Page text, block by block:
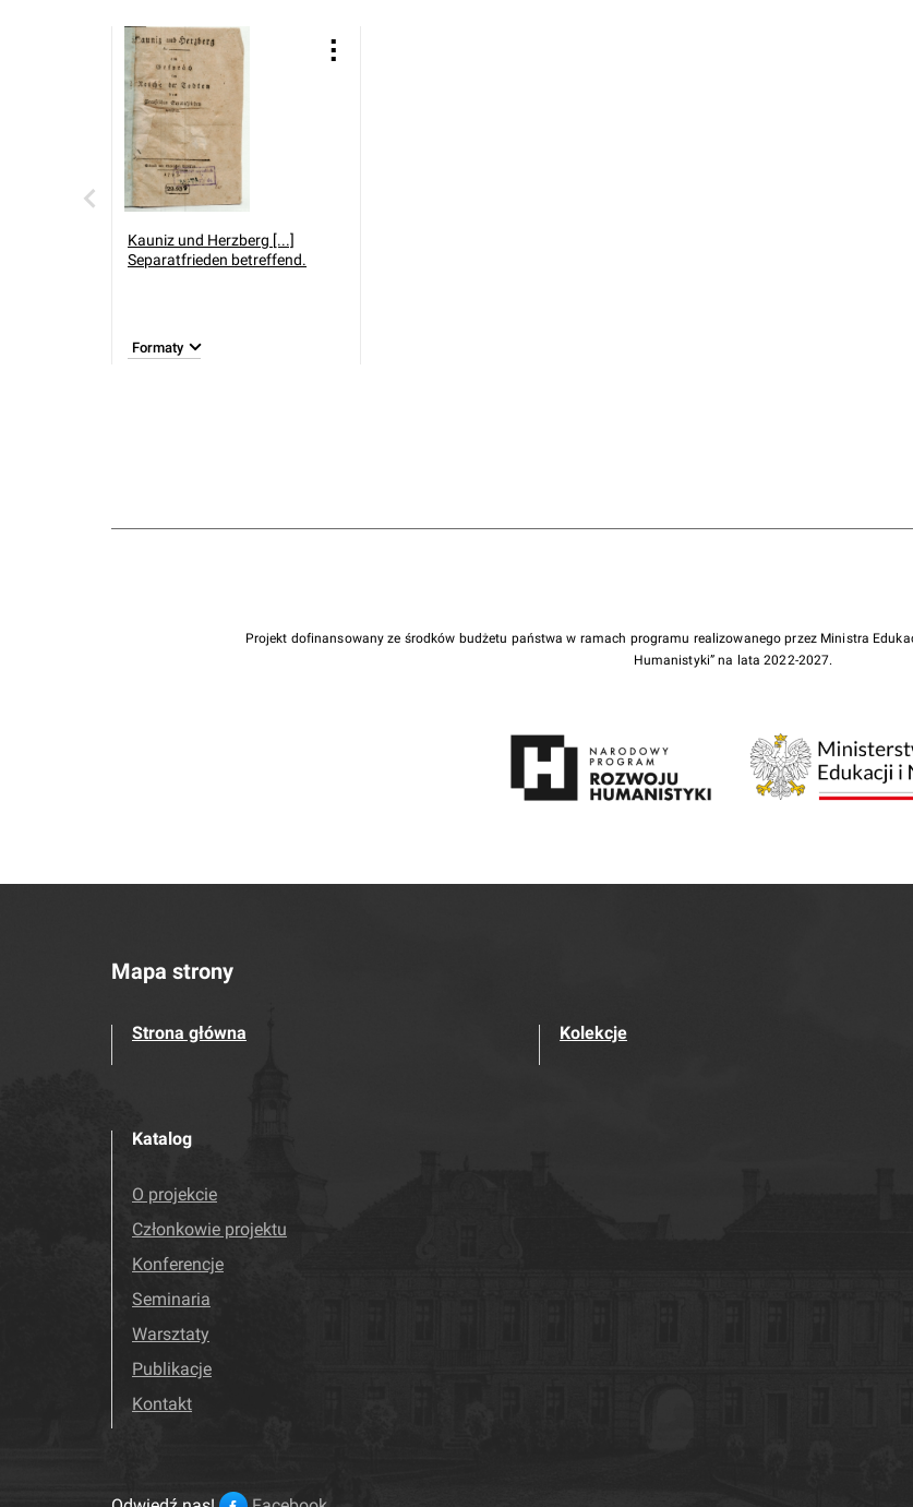
Kauniz und Herzberg [...]
Separatfrieden betreffend.
Formaty
Projekt dofinansowany ze środków budżetu państwa w ramach programu realizowanego przez Ministra
Humanistyki” na lata 2022-2027.
Mapa strony
Strona główna Kolekcje
Katalog
O projekcie
Członkowie projektu
Konferencje
Seminaria
Warsztaty
Publikacje
Kontakt